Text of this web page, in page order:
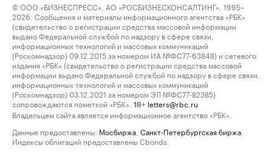
© ООО «БИЗНЕСПРЕСС», АО «РОСБИЗНЕСКОНСАЛТИНГ», 1995–
2026. Сообщения и материалы информационного агентства «РБК»
(свидетельство о регистрации средства массовой информации
выдано Федеральной службой по надзору в сфере связи,
информационных технологий и массовых коммуникаций
(Роскомнадзор) 09.12.2015 за номером ИА №ФС77-63848) и сетевого
издания «РБК» (свидетельство о регистрации средства массовой
информации выдано Федеральной службой по надзору в сфере связи,
информационных технологий и массовых коммуникаций
(Роскомнадзор) 03.12.2021 за номером ЭЛ №ФС77-82385)
сопровождаются пометкой «РБК».
18+ letters@rbc.ru
Владельцем сайта является информационное агентство «РБК».
Данные предоставлены: Мосбиржа Санкт-Петербургская биржа
Индексы облигаций предоставлены Cbonds.